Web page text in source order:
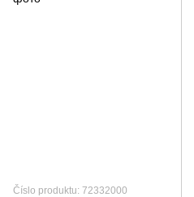
Číslo produktu: 72332000